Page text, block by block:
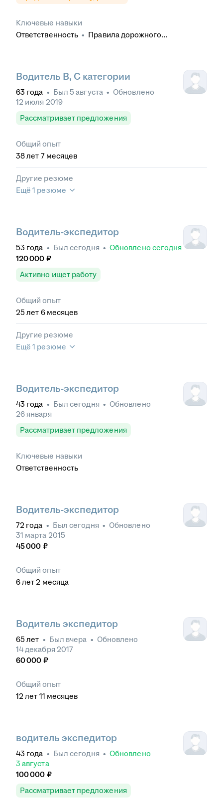
Ключевые навыки
Ответственность • Правила дорожного
накладная • Эксплуатация легкового
Экспедирование
доставка
• Замена расходных материалов и
жидкостей •
Товарно-транспортная накладная
накладная
Навигационные системы
Водитель В, С категории
63 года • Был 5 августа • Обновлено
12 июля 2019
Рассматривает предложения
Общий опыт
38лет 7 месяцев
Другие резюме
Ещё 1 резюме
Водитель-экспедитор
53 года • Был сегодня • Обновлено сегодня
120 000 ₽
Активно ищет работу
Общий опыт
25 лет 6 месяцев
Другие резюме
Ещё 1 резюме
Водитель-экспедитор
43 года • Был сегодня • Обновлено
26 января
Рассматривает предложения
Ключевые навыки
Ответственность
Водитель-экспедитор
72 года • Был сегодня • Обновлено
31 марта 2015
45 000 ₽
Общий опыт
6лет 2 месяца
Водитель экспедитор
65 лет • Был вчера • Обновлено
14 декабря 2017
60 000 ₽
Общий опыт
12 лет 11 месяцев
водитель экспедитор
43 года • Был сегодня • Обновлено
3 августа
100 000 ₽
Рассматривает предложения